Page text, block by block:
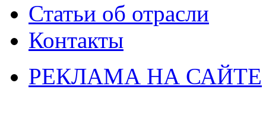
Статьи об отрасли
Контакты
РЕКЛАМА НА САЙТЕ